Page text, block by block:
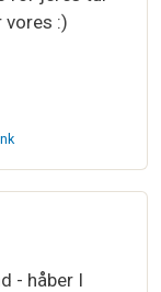
vores :)
- håber I